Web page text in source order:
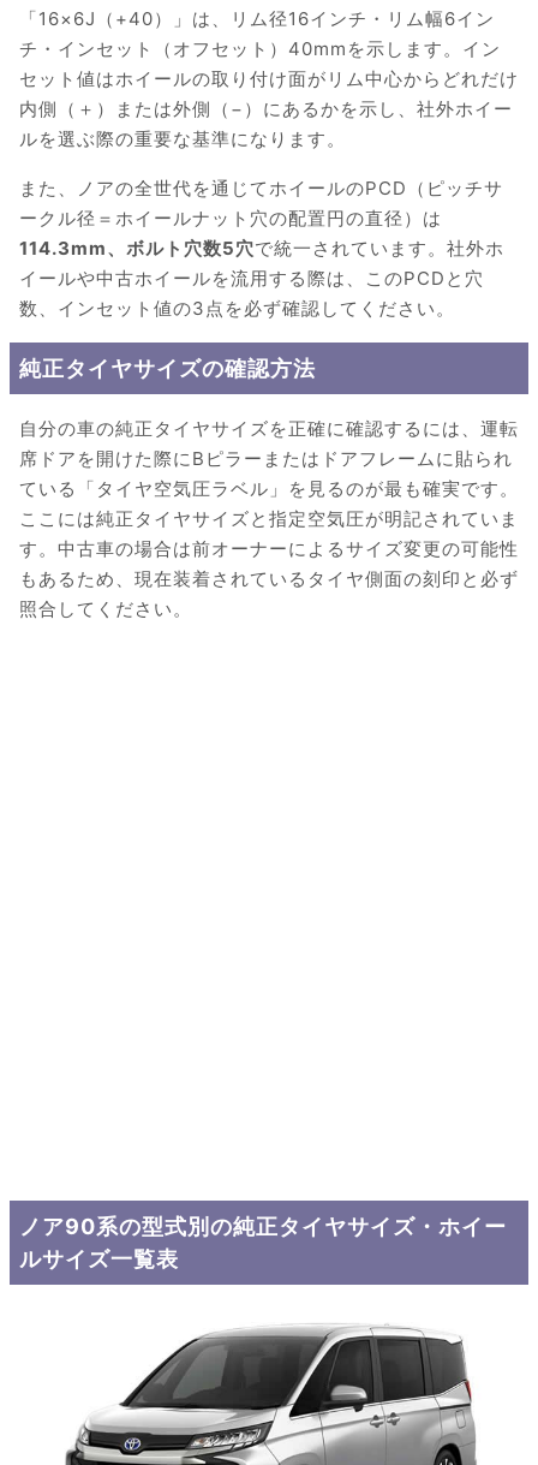
「16×6J（+40）」は、リム径16インチ・リム幅6イン
チ・インセット（オフセット）40mmを示します。イン
セット値はホイールの取り付け面がリム中心からどれだけ
内側（＋）または外側（−）にあるかを示し、社外ホイー
ルを選ぶ際の重要な基準になります。
また、ノアの全世代を通じてホイールのPCD（ピッチサ
ークル径＝ホイールナット穴の配置円の直径）は
114.3mm、ボルト穴数5穴で統一されています。社外ホ
イールや中古ホイールを流用する際は、このPCDと穴
数、インセット値の3点を必ず確認してください。
純正タイヤサイズの確認方法
自分の車の純正タイヤサイズを正確に確認するには、運転
席ドアを開けた際にBピラーまたはドアフレームに貼られ
ている「タイヤ空気圧ラベル」を見るのが最も確実です。
ここには純正タイヤサイズと指定空気圧が明記されていま
す。中古車の場合は前オーナーによるサイズ変更の可能性
もあるため、現在装着されているタイヤ側面の刻印と必ず
照合してください。
ノア90系の型式別の純正タイヤサイズ・ホイー
ルサイズ一覧表